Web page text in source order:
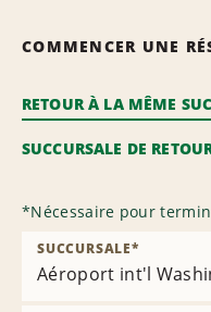
COMMENCER UNE
RETOUR À LA MÊME
SUCCURSALE DE
*Nécessaire pour
Aéroport int'l
SUCCURSALE*